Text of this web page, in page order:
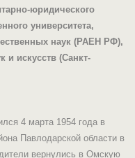
юридического
университета,
наук (РАЕН РФ),
и искусств (Санкт-
4 марта 1954 года в
Павлодарской области в
вернулись в Омскую